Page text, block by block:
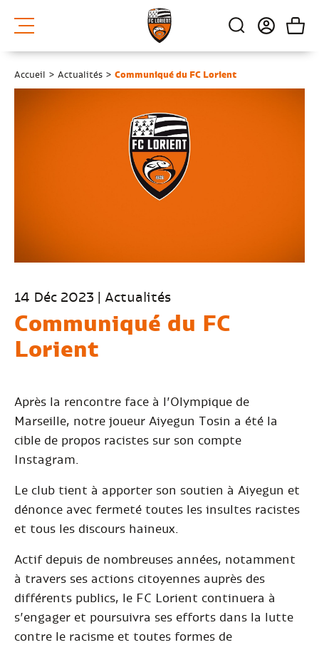
Accueil > Actualités > Communiqué du FC Lorient
14 Déc 2023 | Actualités
Communiqué du FC
Lorient
Après la rencontre face à l’Olympique de
Marseille, notre joueur Aiyegun Tosin a été la
cible de propos racistes sur son compte
Instagram.
Le club tient à apporter son soutien à Aiyegun et
dénonce avec fermeté toutes les insultes racistes
et tous les discours haineux.
Actif depuis de nombreuses années, notamment
à travers ses actions citoyennes auprès des
différents publics, le FC Lorient continuera à
s’engager et poursuivra ses efforts dans la lutte
contre le racisme et toutes formes de